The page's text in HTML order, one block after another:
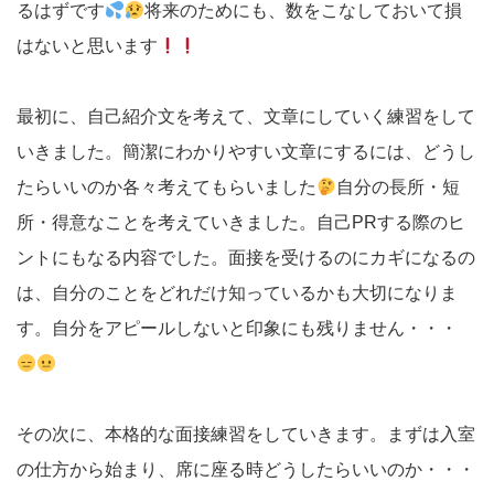
るはずです
将来のためにも、数をこなしておいて損
はないと思います
最初に、自己紹介文を考えて、文章にしていく練習をして
いきました。簡潔にわかりやすい文章にするには、どうし
たらいいのか各々考えてもらいました
自分の長所・短
所・得意なことを考えていきました。自己PRする際のヒ
ントにもなる内容でした。面接を受けるのにカギになるの
は、自分のことをどれだけ知っているかも大切になりま
す。自分をアピールしないと印象にも残りません・・・
その次に、本格的な面接練習をしていきます。まずは入室
の仕方から始まり、席に座る時どうしたらいいのか・・・